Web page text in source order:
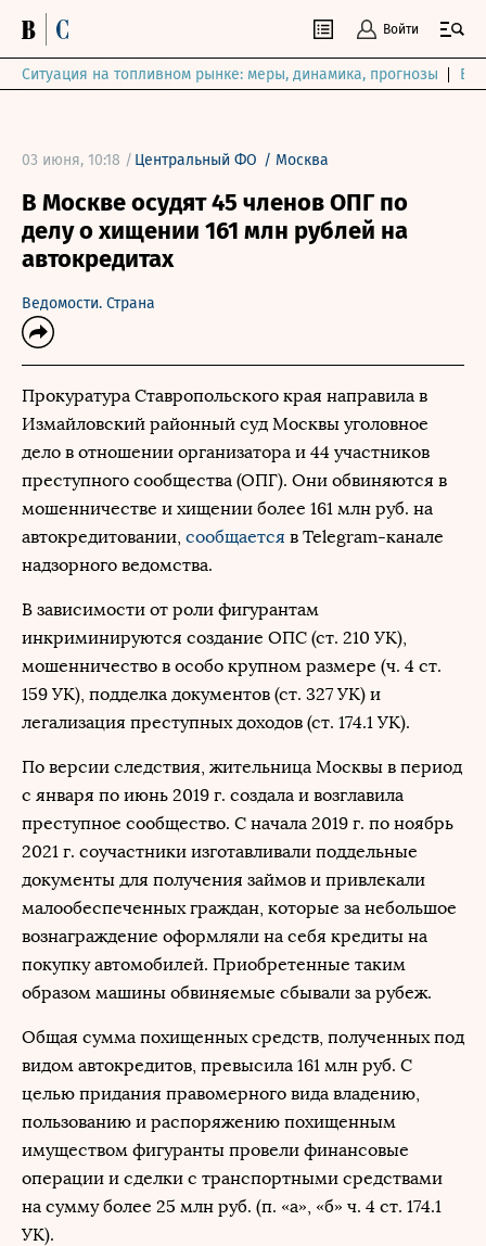
Войти
Ситуация на топливном рынке: меры, динамика, прогнозы
03 июня, 10:18 / Центральный ФО / Москва
В Москве осудят 45 членов ОПГ по
делу о хищении 161 млн рублей на
автокредитах
Ведомости. Страна
Прокуратура Ставропольского края направила в
Измайловский районный суд Москвы уголовное
дело в отношении организатора и 44 участников
преступного сообщества (ОПГ). Они обвиняются в
мошенничестве и хищении более 161 млн руб. на
автокредитовании, сообщается в Telegram-канале
надзорного ведомства.
В зависимости от роли фигурантам
инкриминируются создание ОПС (ст. 210 УК),
мошенничество в особо крупном размере (ч. 4 ст.
159 УК), подделка документов (ст. 327 УК) и
легализация преступных доходов (ст. 174.1 УК).
По версии следствия, жительница Москвы в период
с января по июнь 2019 г. создала и возглавила
преступное сообщество. С начала 2019 г. по ноябрь
2021 г. соучастники изготавливали поддельные
документы для получения займов и привлекали
малообеспеченных граждан, которые за небольшое
вознаграждение оформляли на себя кредиты на
покупку автомобилей. Приобретенные таким
образом машины обвиняемые сбывали за рубеж.
Общая сумма похищенных средств, полученных под
видом автокредитов, превысила 161 млн руб. С
целью придания правомерного вида владению,
пользованию и распоряжению похищенным
имуществом фигуранты провели финансовые
операции и сделки с транспортными средствами
на сумму более 25 млн руб. (п. «а», «б» ч. 4 ст. 174.1
УК).